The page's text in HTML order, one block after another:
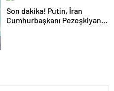
Son dakika! Putin, İran
Cumhurbaşkanı Pezeşkiyan